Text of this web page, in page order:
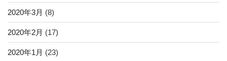
2020年3月 (8)
2020年2月 (17)
2020年1月 (23)